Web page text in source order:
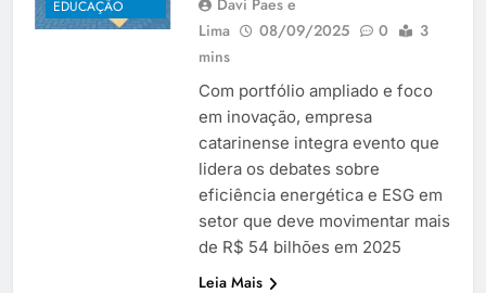
EDUCAÇÃO
Davi Paes e
Lima
08/09/2025 0
3
mins
Com portfólio ampliado e foco
em inovação, empresa
catarinense integra evento que
lidera os debates sobre
eficiência energética e ESG em
setor que deve movimentar mais
de R$ 54 bilhões em 2025
Leia Mais